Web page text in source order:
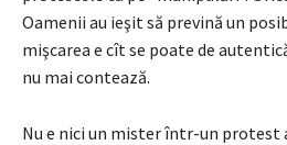
Oamenii au ieşit să prevină un
mişcarea e cît se poate de
nu mai contează.
Nu e nici un mister într-un protest